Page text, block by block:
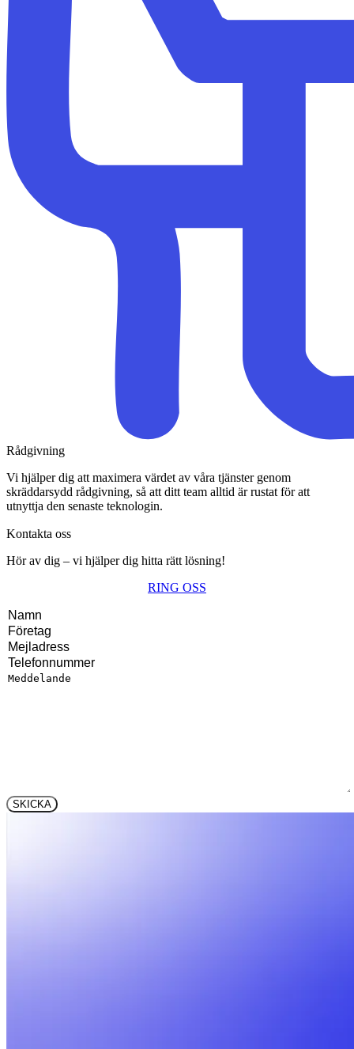
Rådgivning
Vi hjälper dig att maximera värdet av våra tjänster genom
skräddarsydd rådgivning, så att ditt team alltid är rustat för att
utnyttja den senaste teknologin.
Kontakta oss
Hör av dig – vi hjälper dig hitta rätt lösning!
RING OSS